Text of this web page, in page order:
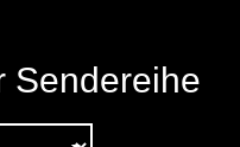
Sendereihe